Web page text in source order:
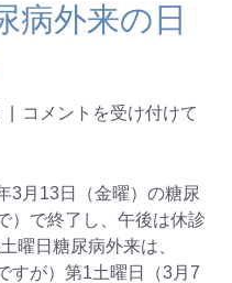
病外来の日
コメントを受け付けて
3月13日（金曜）の糖尿
）で終了し、午後は休診
曜日糖尿病外来は、
すが）第1土曜日（3月7